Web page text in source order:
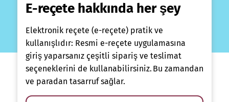
E-reçete hakkında her şey
Elektronik reçete (e-reçete) pratik ve
kullanışlıdır: Resmi e-reçete uygulamasına
giriş yaparsanız çeşitli sipariş ve teslimat
seçeneklerini de kullanabilirsiniz. Bu zamandan
ve paradan tasarruf sağlar.